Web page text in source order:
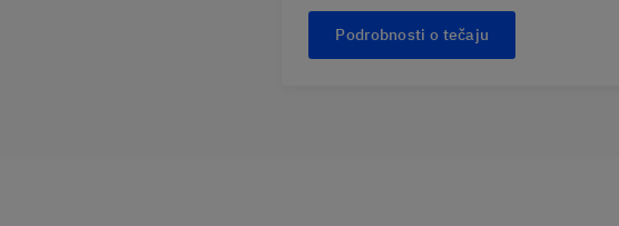
Podrobnosti o tečaju